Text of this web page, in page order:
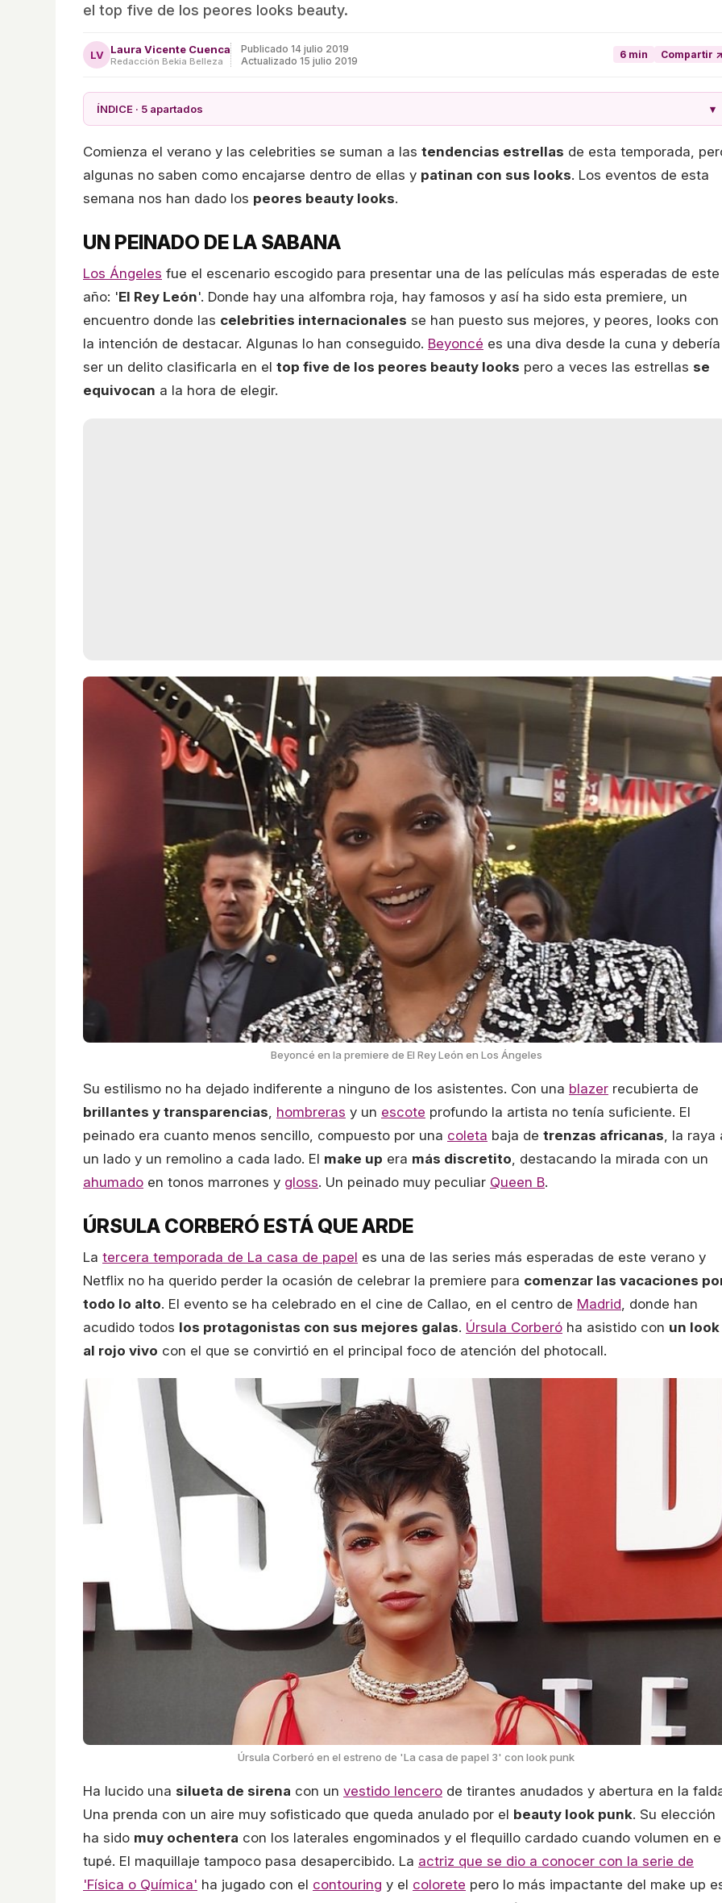
el top five de los peores looks beauty.
LV Laura Vicente Cuenca
Redacción Bekia Belleza
Publicado 14 julio 2019
Actualizado 15 julio 2019
6 min Compartir ↗
ÍNDICE · 5 apartados ▾
Comienza el verano y las celebrities se suman a las tendencias estrellas de esta temporada,
algunas no saben como encajarse dentro de ellas y patinan con sus looks. Los eventos de esta
semana nos han dado los peores beauty looks.
UN PEINADO DE LA SABANA
Los Ángeles fue el escenario escogido para presentar una de las películas más esperadas de este
año: 'El Rey León'. Donde hay una alfombra roja, hay famosos y así ha sido esta premiere, un
encuentro donde las celebrities internacionales se han puesto sus mejores, y peores, looks con
la intención de destacar. Algunas lo han conseguido. Beyoncé es una diva desde la cuna y debería
ser un delito clasificarla en el top five de los peores beauty looks pero a veces las estrellas se
equivocan a la hora de elegir.
Beyoncé en la premiere de El Rey León en Los Ángeles
Su estilismo no ha dejado indiferente a ninguno de los asistentes. Con una blazer recubierta de
brillantes y transparencias, hombreras y un escote profundo la artista no tenía suficiente. El
peinado era cuanto menos sencillo, compuesto por una coleta baja de trenzas africanas, la raya
un lado y un remolino a cada lado. El make up era más discretito, destacando la mirada con un
ahumado en tonos marrones y gloss. Un peinado muy peculiar Queen B.
ÚRSULA CORBERÓ ESTÁ QUE ARDE
La tercera temporada de La casa de papel es una de las series más esperadas de este verano y
Netflix no ha querido perder la ocasión de celebrar la premiere para comenzar las vacaciones
todo lo alto. El evento se ha celebrado en el cine de Callao, en el centro de Madrid, donde han
acudido todos los protagonistas con sus mejores galas. Úrsula Corberó ha asistido con un look
al rojo vivo con el que se convirtió en el principal foco de atención del photocall.
Úrsula Corberó en el estreno de 'La casa de papel 3' con look punk
Ha lucido una silueta de sirena con un vestido lencero de tirantes anudados y abertura en la
Una prenda con un aire muy sofisticado que queda anulado por el beauty look punk. Su elección
ha sido muy ochentera con los laterales engominados y el flequillo cardado cuando volumen en
tupé. El maquillaje tampoco pasa desapercibido. La actriz que se dio a conocer con la serie de
'Física o Química' ha jugado con el contouring y el colorete pero lo más impactante del make up